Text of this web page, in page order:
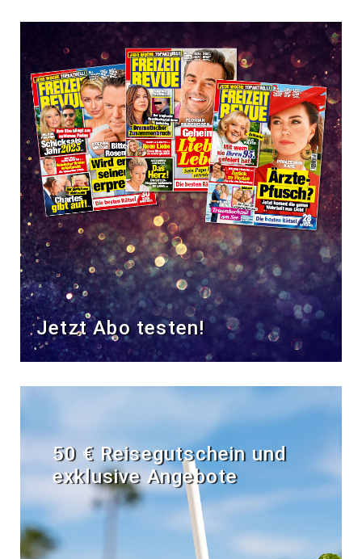
Jetzt Abo testen!
50 € Reisegutschein und
exklusive Angebote